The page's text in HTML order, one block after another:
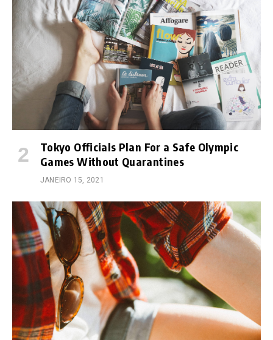
Tokyo Officials Plan For a Safe Olympic
Games Without Quarantines
JANEIRO 15, 2021